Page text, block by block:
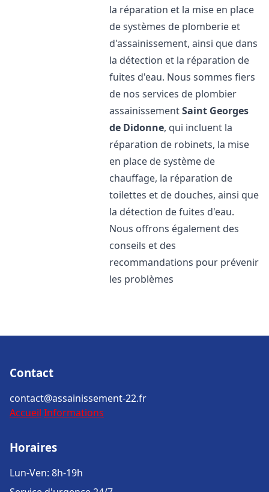
la réparation et la mise en place
de systèmes de plomberie et
d'assainissement, ainsi que dans
la détection et la réparation de
fuites d'eau. Nous sommes fiers
de nos services de plombier
assainissementSaint Georges
de Didonne, qui incluent la
réparation de robinets, la mise
en place de système de
chauffage, la réparation de
toilettes et de douches, ainsi que
la détection de fuites d'eau.
Nous offrons également des
conseils et des
recommandations pour prévenir
les problèmes
Contact
contact@assainissement-22.fr
Accueil Informations
Horaires
Lun-Ven: 8h-19h